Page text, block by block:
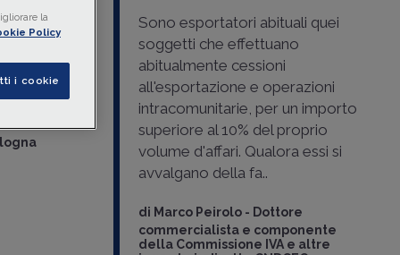
o
e nome
Sono esportatori abituali quei
soggetti che effettuano
abitualmente cessioni
all'esportazione e operazioni
intracomunitarie, per un importo
superiore al 10% del proprio
volume d'affari. Qualora essi si
avvalgano della fa..
di Marco Peirolo - Dottore
commercialista e componente
della Commissione IVA e altre
la
Policy
i cookie